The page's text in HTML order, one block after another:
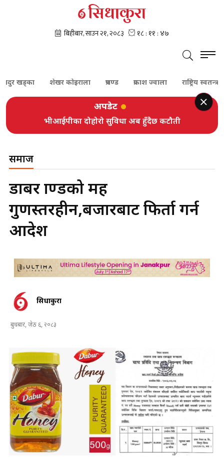
खड्का शेखर कोइराला प्रकाश ज्वाला राष्ट्रिय स्वतन्त्र पार्टी
अपडेट
भीआईपीका दोहोरो सुविधा अब हुँदैछ कटौती
समाज
डाबर ब्राण्डको मह
गुणस्तरहीन,बजारबाट फिर्ता गर्न
आदेश
सिधाकुरा
बुधबार, जेठ ६, २०८३